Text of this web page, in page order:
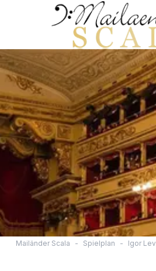
MAILÄNDER
SPIELPLAN
SITZPLAN
ANREISE
Mailänder Scala - Spielplan - Igor